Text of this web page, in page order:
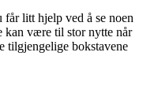
litt hjelp ved å se noen
kan være til stor nytte når
tilgjengelige bokstavene